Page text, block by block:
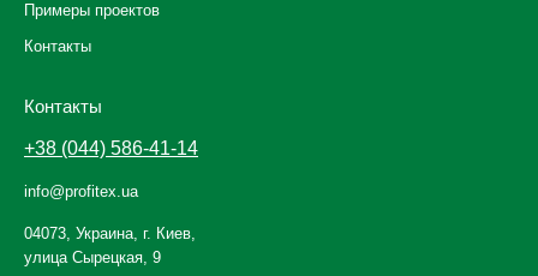
Примеры проектов
Контакты
Контакты
+38 (044) 586-41-14
info@profitex.ua
04073, Украина, г. Киев,
улица Сырецкая, 9